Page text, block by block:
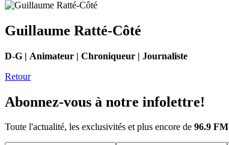
Guillaume Ratté-Côté
D-G | Animateur | Chroniqueur | Journaliste
Retour
Abonnez-vous à notre infolettre!
Toute l'actualité, les exclusivités et plus encore de 96.9 FM